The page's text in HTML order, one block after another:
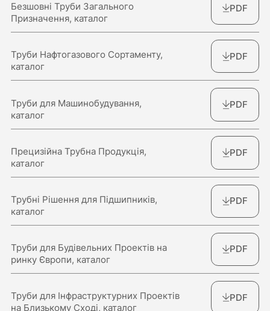
Безшовні Труби Загального
Призначення, каталог
PDF
Труби Нафтогазового Сортаменту,
каталог
PDF
Труби для Машинобудування,
каталог
PDF
Прецизійна Трубна Продукція,
каталог
PDF
Трубні Рішення для Підшипників,
каталог
PDF
Труби для Будівельних Проектів на
ринку Європи, каталог
PDF
Труби для Інфраструктурних Проектів
на Близькому Сході, каталог
PDF